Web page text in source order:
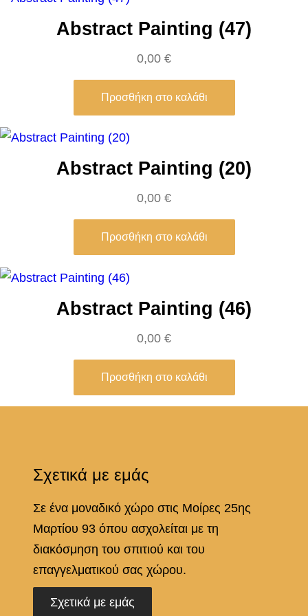
b
π
α
Abstract Painting (47)
0,00 €
Προσθήκη στο καλάθι
Abstract Painting (20)
0,00 €
Προσθήκη στο καλάθι
Abstract Painting (46)
0,00 €
Προσθήκη στο καλάθι
Σχετικά με εμάς
Σε ένα μοναδικό χώρο στις Μοίρες 25ης
Μαρτίου 93 όπου ασχολείται με τη
διακόσμηση του σπιτιού και του
επαγγελματικού σας χώρου.
Σχετικά με εμάς